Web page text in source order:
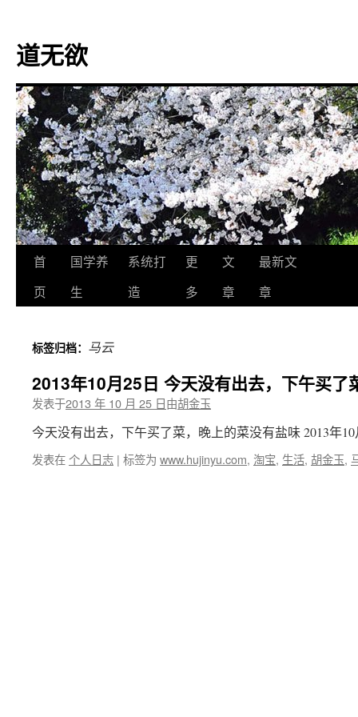
道无欲
跳
文
首
页
国学养
生
系统打
造
更
多
文
章
最新文
章
标签归档： 马云
2013年10月25日 今天没有出去，下午买了
发表于2013 年 10 月 25 日由胡金玉
今天没有出去，下午买了菜，晚上的菜没有盐味 2013年
发表在个人日志 | 标签为 www.hujinyu.com, 淘宝, 生活, 胡金玉,